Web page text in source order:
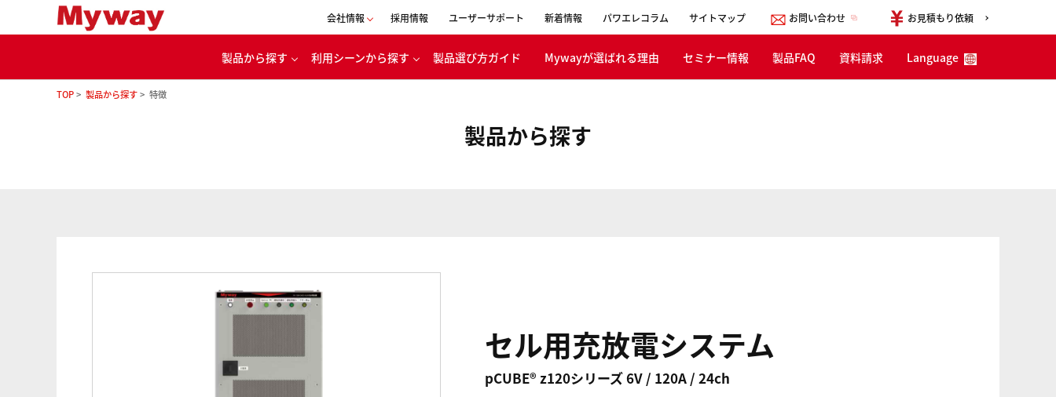
会社情報
会社概要
採用情報 ユーザーサポート 新着情報 パワエレコラム サイトマップ お問い合わせ お見積もり依頼
製品から探す 利用シーンから探す 製品選び方ガイド Mywayが選ばれる理由 セミナー情報 製品FAQ 資料請求 Language
TOP 製品から探す 特徴
製品から探す
セル用充放電システム
pCUBE® z120シリーズ 6V / 120A / 24ch